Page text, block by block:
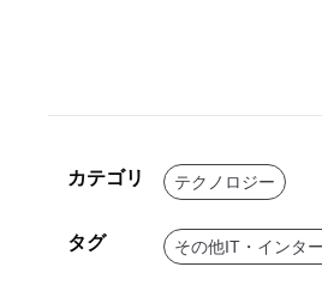
カテゴリ テクノロジー
タグ その他IT・インタ